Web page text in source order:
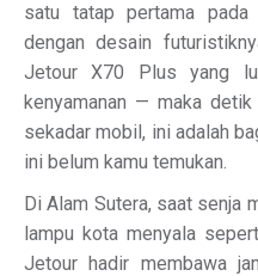
satu tatap pertama
dengan desain
Jetour X70 Plus yang
kenyamanan — maka
sekadar mobil, ini adalah
ini belum kamu temukan.
Di Alam Sutera, saat senja
lampu kota menyala
Jetour hadir membawa